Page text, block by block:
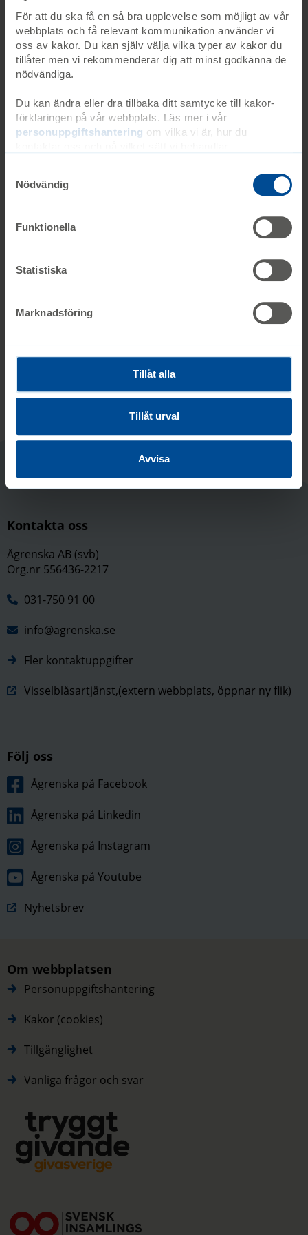
För att du ska få en så bra upplevelse som möjligt av vår
webbplats och få relevant kommunikation använder vi
oss av kakor. Du kan själv välja vilka typer av kakor du
tillåter men vi rekommenderar dig att minst godkänna de
nödvändiga.
Du kan ändra eller dra tillbaka ditt samtycke till kakor-
förklaringen på vår webbplats. Läs mer i vår
personuppgiftshantering om vilka vi är, hur du
när du kontaktade oss gällande ditt samtycke. Du kan
även själv ändra ditt samtycke direkt genom att klicka på
Nödvändig
Funktionella
Statistiska
Marknadsföring
Tillåt alla
Tillåt urval
Avvisa
Övrigt
Övrigt
Jag har läst och godkänner Ågrenskas
Kontakta oss
Ågrenska AB (svb)
Org.nr 556436-2217
031-750 91 00
info@agrenska.se
Fler kontaktuppgifter
Visselblåsartjänst,(extern webbplats, öppnar ny flik)
Följ oss
Ågrenska på Facebook
Ågrenska på Linkedin
Ågrenska på Instagram
Ågrenska på Youtube
Nyhetsbrev
Om webbplatsen
Personuppgiftshantering
Kakor (cookies)
Tillgänglighet
Vanliga frågor och svar